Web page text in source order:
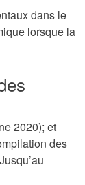
dans le
lorsque la
2020); et
des